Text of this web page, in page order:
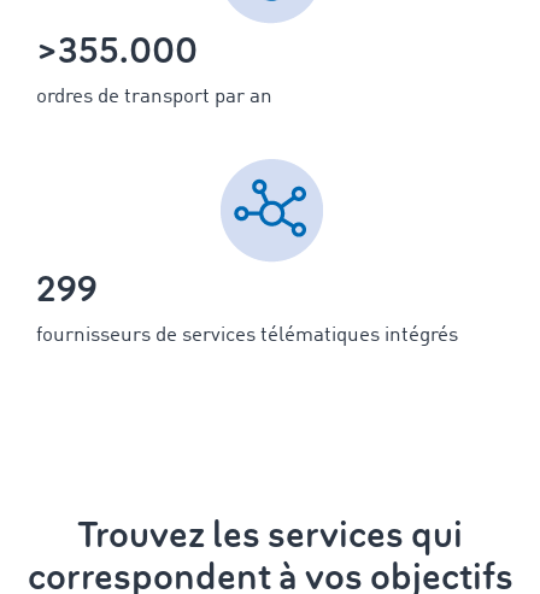
>355.000
ordres de transport par an
299
fournisseurs de services télématiques intégrés
Trouvez les services qui
correspondent à vos objectifs